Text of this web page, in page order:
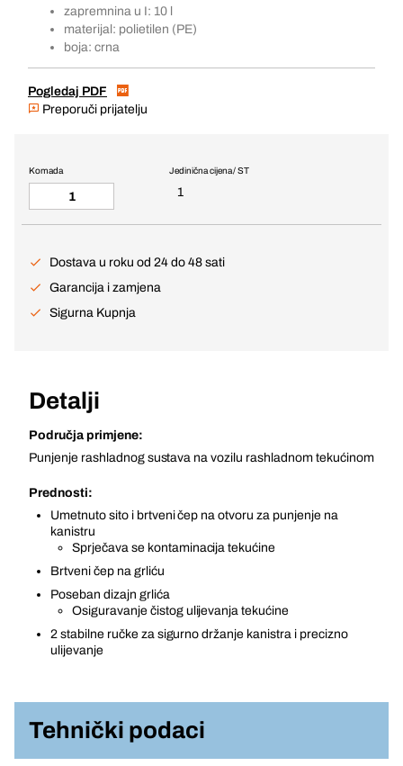
zapremnina u I: 10 l
materijal: polietilen (PE)
boja: crna
Pogledaj PDF
Preporuči prijatelju
Jedinična cijena / ST
1
Komada
Dostava u roku od 24 do 48 sati
Garancija i zamjena
Sigurna Kupnja
Detalji
Područja primjene:
Punjenje rashladnog sustava na vozilu rashladnom tekućinom
Prednosti:
Umetnuto sito i brtveni čep na otvoru za punjenje na
kanistru
Sprječava se kontaminacija tekućine
Brtveni čep na grliću
Poseban dizajn grlića
Osiguravanje čistog ulijevanja tekućine
2 stabilne ručke za sigurno držanje kanistra i precizno
ulijevanje
Tehnički podaci